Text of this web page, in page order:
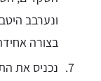
ונערבב
בצורה